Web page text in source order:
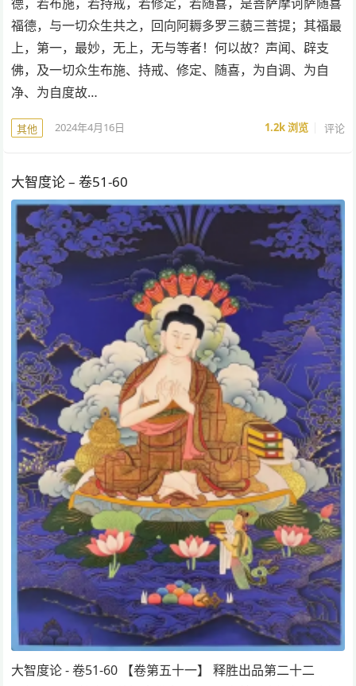
福德，与一切众生共之，回向阿耨多罗三藐三菩提；其福最
上，第一，最妙，无上，无与等者！何以故？声闻、辟支
佛，及一切众生布施、持戒、修定、随喜，为自调、为自
净、为自度故…
其他 2024年4月16日 1.2k浏览 评论
大智度论 – 卷51-60
大智度论 - 卷51-60 【卷第五十一】 释胜出品第二十二